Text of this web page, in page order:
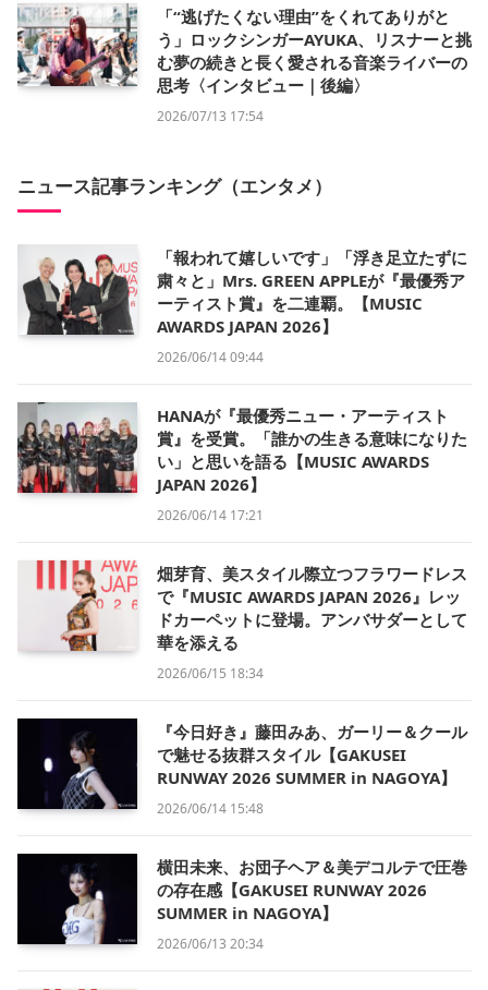
「“逃げたくない理由”をくれてありがと
う」ロックシンガーAYUKA、リスナーと挑
む夢の続きと長く愛される音楽ライバーの
思考〈インタビュー｜後編〉
2026/07/13 17:54
ニュース記事ランキング（エンタメ）
「報われて嬉しいです」「浮き足立たずに
粛々と」Mrs. GREEN APPLEが『最優秀ア
ーティスト賞』を二連覇。【MUSIC
AWARDS JAPAN 2026】
2026/06/14 09:44
HANAが『最優秀ニュー・アーティスト
賞』を受賞。「誰かの生きる意味になりた
い」と思いを語る【MUSIC AWARDS
JAPAN 2026】
2026/06/14 17:21
畑芽育、美スタイル際立つフラワードレス
で『MUSIC AWARDS JAPAN 2026』レッ
ドカーペットに登場。アンバサダーとして
華を添える
2026/06/15 18:34
『今日好き』藤田みあ、ガーリー＆クール
で魅せる抜群スタイル【GAKUSEI
RUNWAY 2026 SUMMER in NAGOYA】
2026/06/14 15:48
横田未来、お団子ヘア＆美デコルテで圧巻
の存在感【GAKUSEI RUNWAY 2026
SUMMER in NAGOYA】
2026/06/13 20:34